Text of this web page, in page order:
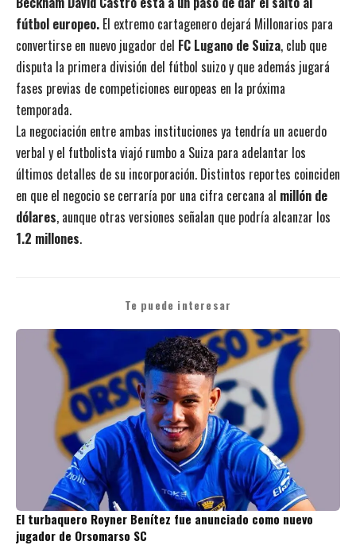
fútbol europeo. El extremo cartagenero dejará Millonarios para
convertirse en nuevo jugador del FC Lugano de Suiza, club que
disputa la primera división del fútbol suizo y que además jugará
fases previas de competiciones europeas en la próxima
temporada.
La negociación entre ambas instituciones ya tendría un acuerdo
verbal y el futbolista viajó rumbo a Suiza para adelantar los
últimos detalles de su incorporación. Distintos reportes coinciden
en que el negocio se cerraría por una cifra cercana al millón de
dólares, aunque otras versiones señalan que podría alcanzar los
1.2 millones.
Te puede interesar
El turbaquero Royner Benítez fue anunciado como nuevo
jugador de Orsomarso SC